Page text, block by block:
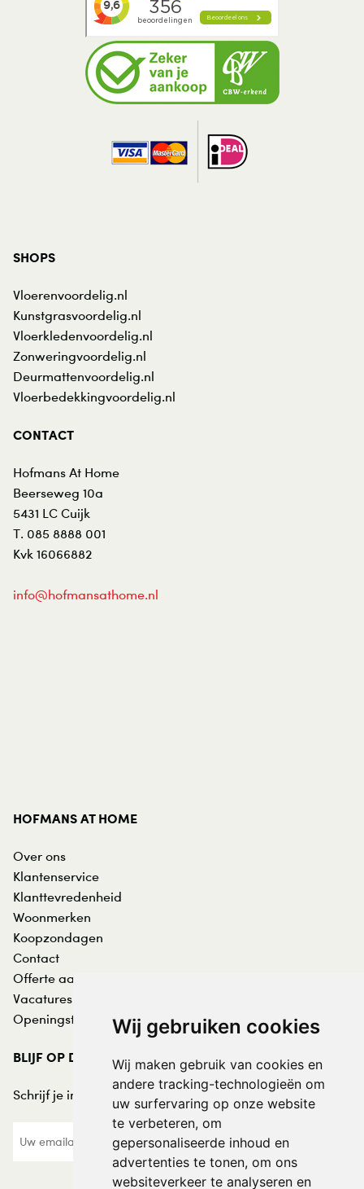
Wij gebruiken cookies
Wij maken gebruik van cookies en
andere tracking-technologieën om
uw surfervaring op onze website
te verbeteren, om
gepersonaliseerde inhoud en
advertenties te tonen, om ons
websiteverkeer te analyseren en
SHOPS
Vloerenvoordelig.nl
Kunstgrasvoordelig.nl
Vloerkledenvoordelig.nl
Zonweringvoordelig.nl
Deurmattenvoordelig.nl
Vloerbedekkingvoordelig.nl
CONTACT
Hofmans At Home
Beerseweg 10a
5431 LC Cuijk
T. 085 8888 001
Kvk 16066882
info@hofmansathome.nl
HOFMANS AT HOME
Over ons
Klantenservice
Klanttevredenheid
Woonmerken
Koopzondagen
Contact
Offerte aanvraag
Vacatures
Openingstijden
BLIJF OP DE HOOGTE
Schrijf je in voor de nieuwsbrief: